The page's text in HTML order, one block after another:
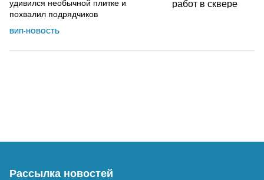
удивился необычной плитке и
похвалил подрядчиков
ВИП-НОВОСТЬ
Рассылка новостей